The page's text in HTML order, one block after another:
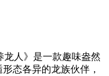
龙人》是一款趣味盎然
态各异的龙族伙伴，